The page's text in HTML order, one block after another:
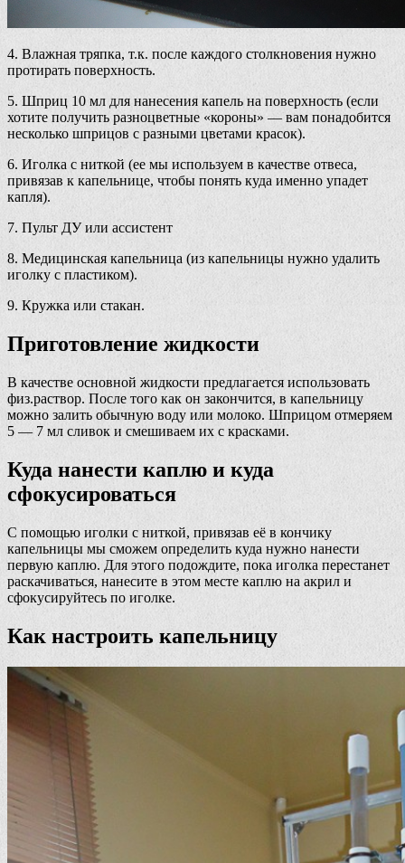
4. Влажная тряпка, т.к. после каждого столкновения нужно
протирать поверхность.
5. Шприц 10 мл для нанесения капель на поверхность (если
хотите получить разноцветные «короны» — вам понадобится
несколько шприцов с разными цветами красок).
6. Иголка с ниткой (ее мы используем в качестве отвеса,
привязав к капельнице, чтобы понять куда именно упадет
капля).
7. Пульт ДУ или ассистент
8. Медицинская капельница (из капельницы нужно удалить
иголку с пластиком).
9. Кружка или стакан.
Приготовление жидкости
В качестве основной жидкости предлагается использовать
физ.раствор. После того как он закончится, в капельницу
можно залить обычную воду или молоко. Шприцом отмеряем
5 — 7 мл сливок и смешиваем их с красками.
Куда нанести каплю и куда
сфокусироваться
С помощью иголки с ниткой, привязав её в кончику
капельницы мы сможем определить куда нужно нанести
первую каплю. Для этого подождите, пока иголка перестанет
раскачиваться, нанесите в этом месте каплю на акрил и
сфокусируйтесь по иголке.
Как настроить капельницу